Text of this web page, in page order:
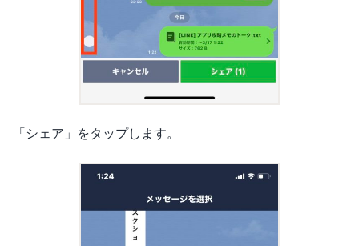
「シェア」をタップします。